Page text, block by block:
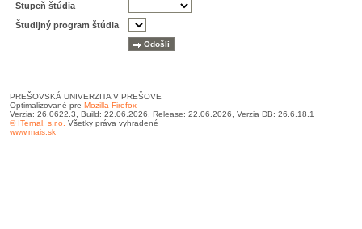
Stupeň štúdia
Študijný program štúdia
PREŠOVSKÁ UNIVERZITA V PREŠOVE
Optimalizované pre Mozilla Firefox
Verzia: 26.0622.3, Build: 22.06.2026, Release: 22.06.2026, Verzia DB: 26.6.18.1
© ITernal, s.r.o. Všetky práva vyhradené
www.mais.sk